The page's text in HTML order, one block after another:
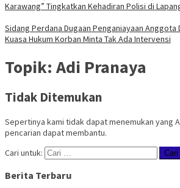
Karawang” Tingkatkan Kehadiran Polisi di
Sidang Perdana Dugaan Penganiayaan Anggota
Kuasa Hukum Korban Minta Tak Ada Intervensi
Topik: Adi Pranaya
Tidak Ditemukan
Sepertinya kami tidak dapat menemukan yang
pencarian dapat membantu.
Cari untuk:
Berita Terbaru